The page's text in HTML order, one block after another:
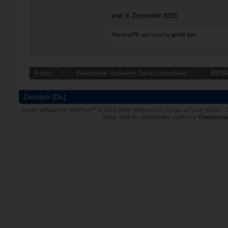
piwi 6. Dezember 2025
AdvokatPB und Luschu gefällt das.
Foren ..:: Besondere Vorlieben Deutschlandweit ::..
Deutsch [Du]
Forum software by XenForo™ © 2010-2018 XenForo Ltd. | Login as User ©2015 -
Some XenForo functionality crafted by